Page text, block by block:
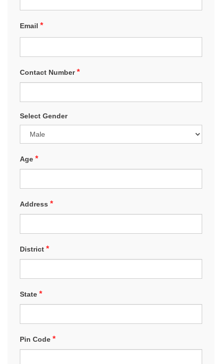
Email *
Contact Number*
Select Gender
Age *
Address *
District *
State *
Pin Code *